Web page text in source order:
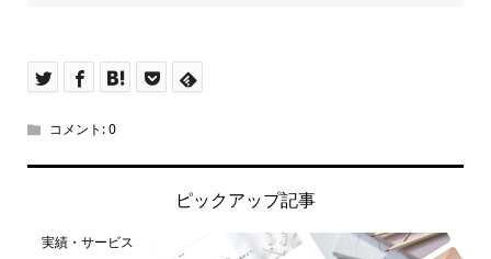
コメント:0
ピックアップ記事
実績・サービス